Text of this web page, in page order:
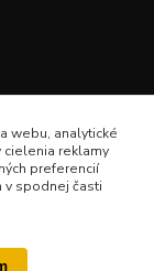
webu, analytické
cielenia reklamy
preferencií
v spodnej časti